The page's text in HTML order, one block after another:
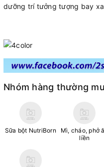
dưỡng trí tưởng tượng bay
Nhóm hàng thường
Sữa bột NutriBorn
Mì, cháo, phở
liền